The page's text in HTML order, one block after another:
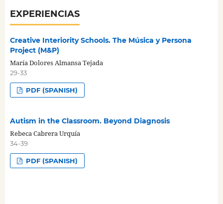
EXPERIENCIAS
Creative Interiority Schools. The Música y Persona
Project (M&P)
María Dolores Almansa Tejada
29-33
PDF (SPANISH)
Autism in the Classroom. Beyond Diagnosis
Rebeca Cabrera Urquía
34-39
PDF (SPANISH)